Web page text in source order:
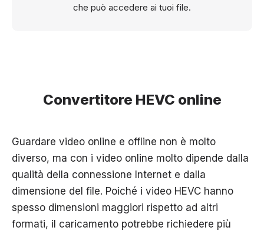
che può accedere ai tuoi file.
Convertitore HEVC online
Guardare video online e offline non è molto
diverso, ma con i video online molto dipende dalla
qualità della connessione Internet e dalla
dimensione del file. Poiché i video HEVC hanno
spesso dimensioni maggiori rispetto ad altri
formati, il caricamento potrebbe richiedere più